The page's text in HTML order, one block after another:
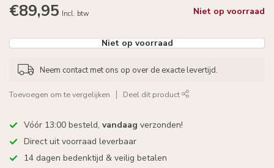
€89,95 Incl. btw Niet op voorraad
Niet op voorraad
Neem contact met ons op over de exacte levertijd.
Toevoegen om te vergelijken Deel dit product
Vóór 13:00 besteld, vandaag verzonden!
Direct uit voorraad leverbaar
14 dagen bedenktijd & veilig betalen